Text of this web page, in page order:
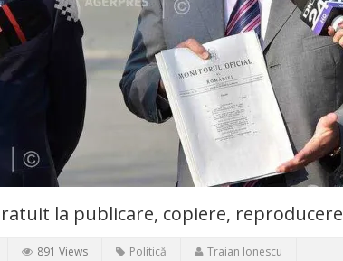
la publicare, copiere, reproducere
891 Views Politică Traian Ionescu